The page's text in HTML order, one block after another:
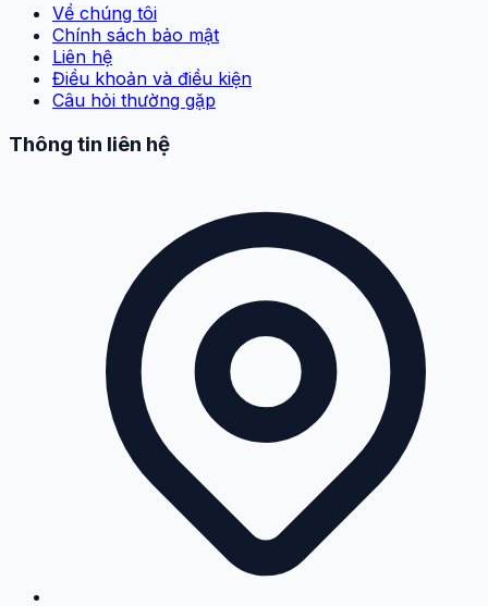
Về chúng tôi
Chính sách bảo mật
Liên hệ
Điều khoản và điều kiện
Câu hỏi thường gặp
Thông tin liên hệ